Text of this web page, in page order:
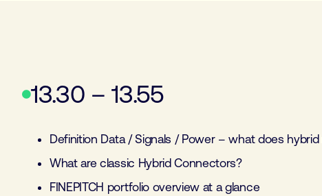
13.30 – 13.55
Definition Data / Signals / Power – what does hybrid
What are classic Hybrid Connectors?
FINEPITCH portfolio overview at a glance